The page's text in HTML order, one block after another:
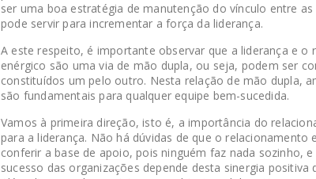
ser uma boa estratégia de manutenção do vínculo entre as
pode servir para incrementar a força da liderança.
A este respeito, é importante observar que a liderança e o
enérgico são uma via de mão dupla, ou seja, podem ser
constituídos um pelo outro. Nesta relação de mão dupla,
são fundamentais para qualquer equipe bem-sucedida.
Vamos à primeira direção, isto é, a importância do
para a liderança. Não há dúvidas de que o relacionamento
conferir a base de apoio, pois ninguém faz nada sozinho,
sucesso das organizações depende desta sinergia positiva